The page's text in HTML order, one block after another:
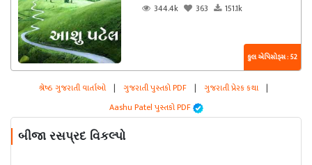
344.4k
363 151.1k
કુલ એપિસોડ્સ : 52
શ્રેષ્ઠ ગુજરાતી વાર્તાઓ | ગુજરાતી પુસ્તકો PDF | ગુજરાતી પ્રેરક કથા |
Aashu Patel પુસ્તકો PDF
બીજા રસપ્રદ વિકલ્પો